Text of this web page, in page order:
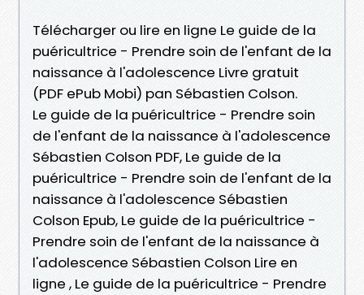
Télécharger ou lire en ligne Le guide de la
puéricultrice - Prendre soin de l'enfant de la
naissance à l'adolescence Livre gratuit
(PDF ePub Mobi) pan Sébastien Colson.
Le guide de la puéricultrice - Prendre soin
de l'enfant de la naissance à l'adolescence
Sébastien Colson PDF, Le guide de la
puéricultrice - Prendre soin de l'enfant de la
naissance à l'adolescence Sébastien
Colson Epub, Le guide de la puéricultrice -
Prendre soin de l'enfant de la naissance à
l'adolescence Sébastien Colson Lire en
ligne , Le guide de la puéricultrice - Prendre